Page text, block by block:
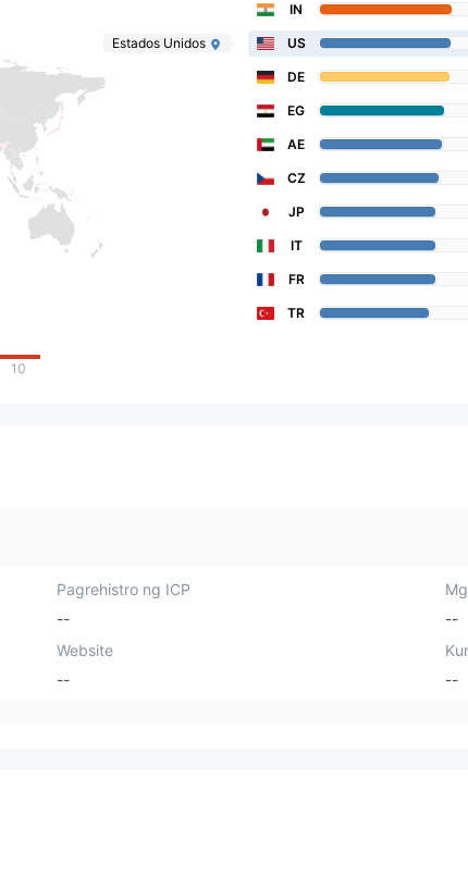
10
IN
Estados Unidos US
DE
EG
AE
CZ
JP
IT
FR
TR
Pagrehistro ng ICP
--
--
Website
--
--